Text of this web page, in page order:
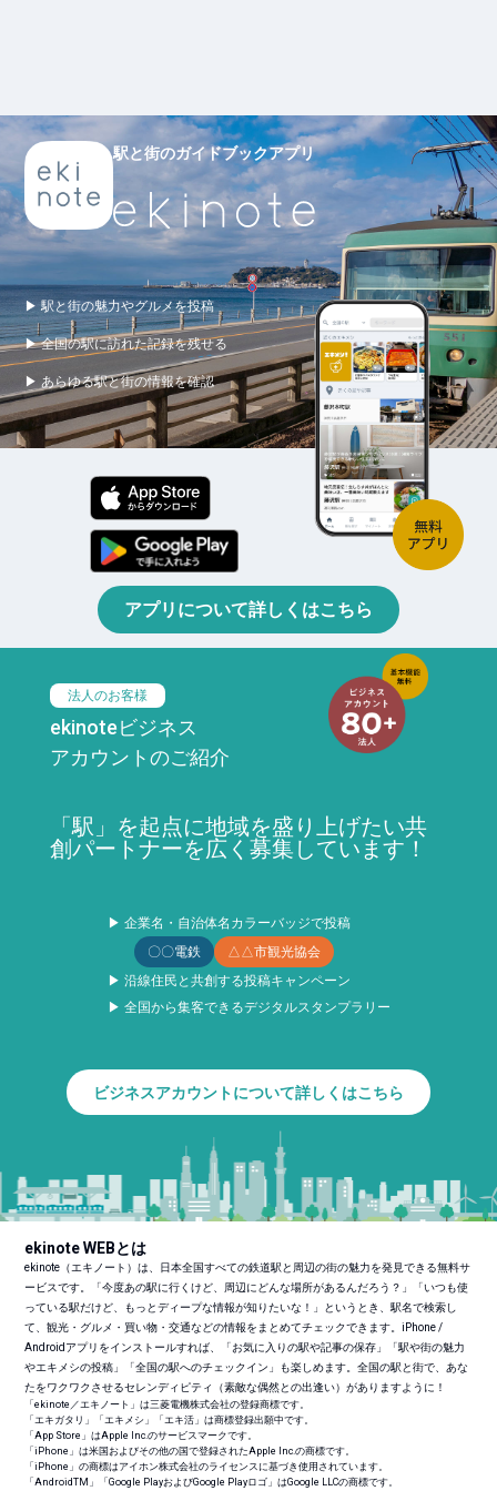
駅と街のガイドブックアプリ
▶ 駅と街の魅力やグルメを投稿
▶ 全国の駅に訪れた記録を残せる
▶ あらゆる駅と街の情報を確認
アプリについて詳しくはこちら
法人のお客様
ekinoteビジネス
アカウントのご紹介
「駅」を起点に地域を盛り上げたい共
創パートナーを広く募集しています！
▶ 企業名・自治体名カラーバッジで投稿
〇〇電鉄
△△市観光協会
▶ 沿線住民と共創する投稿キャンペーン
▶ 全国から集客できるデジタルスタンプラリー
ビジネスアカウントについて詳しくはこちら
ekinote WEBとは
ekinote（エキノート）は、日本全国すべての鉄道駅と周辺の街の魅力を発見できる無料サ
ービスです。「今度あの駅に行くけど、周辺にどんな場所があるんだろう？」「いつも使
っている駅だけど、もっとディープな情報が知りたいな！」というとき、駅名で検索し
て、観光・グルメ・買い物・交通などの情報をまとめてチェックできます。iPhone /
Androidアプリをインストールすれば、「お気に入りの駅や記事の保存」「駅や街の魅力
やエキメシの投稿」「全国の駅へのチェックイン」も楽しめます。全国の駅と街で、あな
たをワクワクさせるセレンディピティ（素敵な偶然との出逢い）がありますように！
「ekinote／エキノート」は三菱電機株式会社の登録商標です。
「エキガタリ」「エキメシ」「エキ活」は商標登録出願中です。
「App Store」はApple Inc.のサービスマークです。
「iPhone」は米国およびその他の国で登録されたApple Inc.の商標です。
「iPhone」の商標はアイホン株式会社のライセンスに基づき使用されています。
「AndroidTM 」「Google PlayおよびGoogle Playロゴ」はGoogle LLCの商標です。